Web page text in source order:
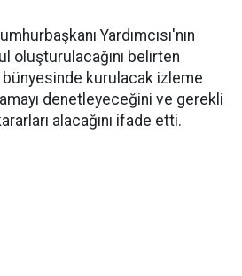
Yardımcısı'nın
oluşturulacağını belirten
bünyesinde kurulacak izleme
denetleyeceğini ve gerekli
alacağını ifade etti.